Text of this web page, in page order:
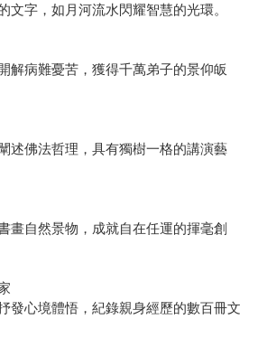
文字，如月河流水閃耀智慧的光環。
解病難憂苦，獲得千萬弟子的景仰皈
述佛法哲理，具有獨樹一格的講演藝
畫自然景物，成就自在任運的揮毫創
發心境體悟，紀錄親身經歷的數百冊文